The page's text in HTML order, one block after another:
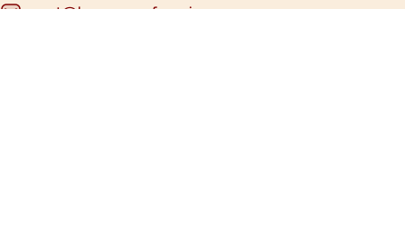
post@brannvernforeningen.no